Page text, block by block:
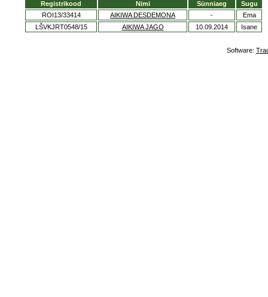
Registrikood Nimi Sünniaeg
Sugu
ROI13/33414
AIKIWA DESDEMONA -
Ema
LŠVKJRT0548/15
AIKIWA JAGO 10.09.2014 Isane
Software: